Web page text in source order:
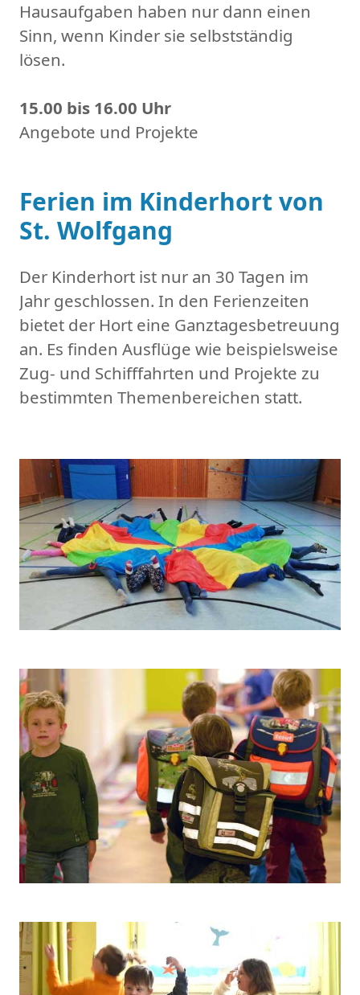
Hausaufgaben haben nur dann einen
Sinn, wenn Kinder sie selbstständig
lösen.
15.00 bis 16.00 Uhr
Angebote und Projekte
Ferien im Kinderhort von
St. Wolfgang
Der Kinderhort ist nur an 30 Tagen im
Jahr geschlossen. In den Ferienzeiten
bietet der Hort eine Ganztagesbetreuung
an. Es finden Ausflüge wie beispielsweise
Zug- und Schifffahrten und Projekte zu
bestimmten Themenbereichen statt.